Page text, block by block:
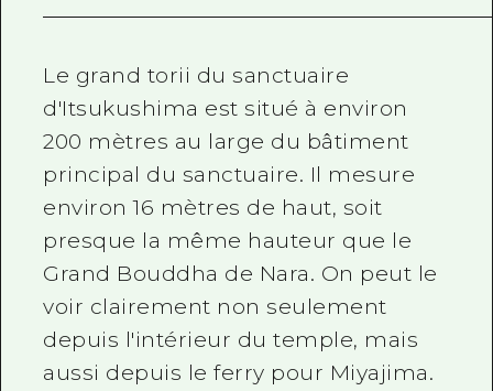
Le grand torii du sanctuaire
d'Itsukushima est situé à environ
200 mètres au large du bâtiment
principal du sanctuaire. Il mesure
environ16 mètres de haut, soit
presque la même hauteur que le
Grand Bouddha de Nara. On peut le
voir clairement non seulement
depuis l'intérieur du temple, mais
aussi depuis le ferry pour Miyajima.